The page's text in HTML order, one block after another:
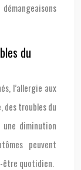
du
l’allergie aux
troubles du
diminution
peuvent
quotidien.